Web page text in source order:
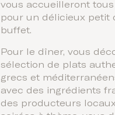
vous accueilleront
pour un délicieux petit
buffet.
Pour le dîner, vous
sélection de plats
grecs et
avec des ingrédients
des producteurs